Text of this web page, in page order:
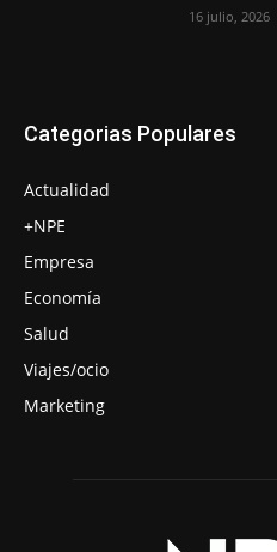
16 julio, 2026
Categorias Populares
Actualidad
+NPE
Empresa
Economía
Salud
Viajes/ocio
Marketing